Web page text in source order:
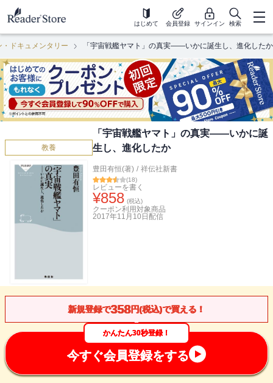
はじめて 会員登録 サインイン 検索
ドキュメンタリー 「宇宙戦艦ヤマト」の真実――いかに誕生し、進化したか
教養
「宇宙戦艦ヤマト」の真実――いかに誕
生し、進化したか
豊田有恒(著) / 祥伝社新書
(18)
レビューを書く
¥858 (税込)
クーポン利用対象商品
2017年11月10日 配信
新規登録で358円(税込)で買える！
かんたん30秒登録！
今すぐ会員登録をする